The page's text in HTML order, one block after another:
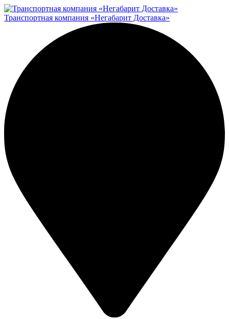
Транспортная компания «Негабарит Доставка»